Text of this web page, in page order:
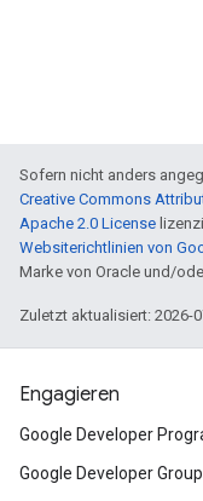
Sofern nicht anders
Creative Commons
Apache 2.0 License
Websiterichtlinien von
Marke von Oracle und/
Zuletzt aktualisiert: 2026-
Engagieren
Google Developer
Google Developer